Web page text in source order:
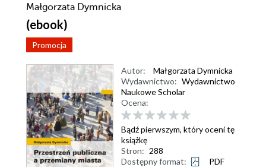
Małgorzata Dymnicka
(ebook)
Promocja
Autor:
Małgorzata Dymnicka
Wydawnictwo: Wydawnictwo
Naukowe Scholar
Ocena:
Bądź pierwszym, który oceni tę
książkę
Stron: 288
Dostępny format:
PDF